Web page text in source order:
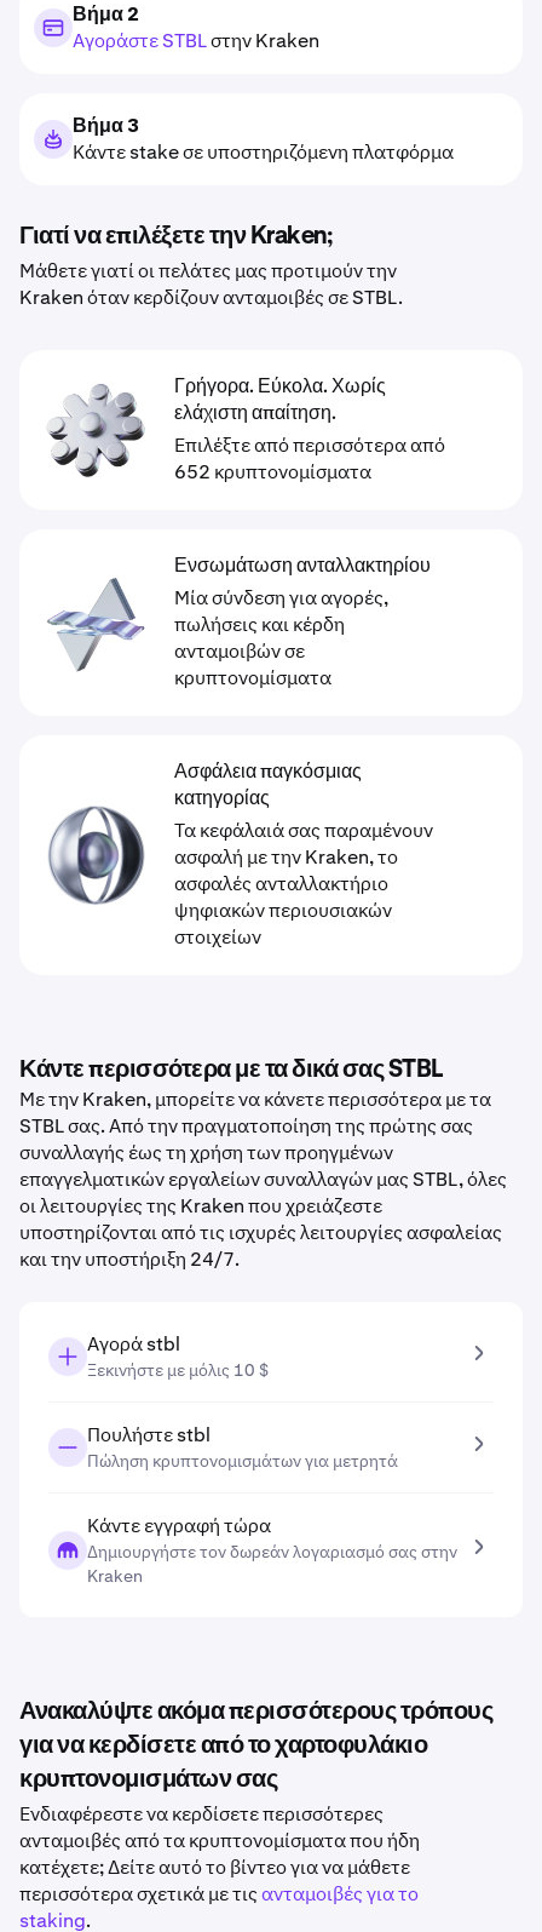
Βήμα 2
Αγοράστε STBLστην Kraken
Βήμα 3
Κάντε stake σε υποστηριζόμενη πλατφόρμα
Γιατί να επιλέξετε την Kraken;
Μάθετε γιατί οι πελάτες μας προτιμούν την
Kraken όταν κερδίζουν ανταμοιβές σε STBL.
Γρήγορα. Εύκολα. Χωρίς
ελάχιστη απαίτηση.
Επιλέξτε από περισσότερα από
652 κρυπτονομίσματα
Ενσωμάτωση ανταλλακτηρίου
Μία σύνδεση για αγορές,
πωλήσεις και κέρδη
ανταμοιβών σε
κρυπτονομίσματα
Ασφάλεια παγκόσμιας
κατηγορίας
Τα κεφάλαιά σας παραμένουν
ασφαλή με την Kraken, το
ασφαλές ανταλλακτήριο
ψηφιακών περιουσιακών
στοιχείων
Κάντε περισσότερα με τα δικά σας STBL
Με την Kraken, μπορείτε να κάνετε περισσότερα με τα
STBL σας. Από την πραγματοποίηση της πρώτης σας
συναλλαγής έως τη χρήση των προηγμένων
επαγγελματικών εργαλείων συναλλαγών μας STBL, όλες
οι λειτουργίες της Kraken που χρειάζεστε
υποστηρίζονται από τις ισχυρές λειτουργίες ασφαλείας
και την υποστήριξη 24/7.
Αγορά stbl
Ξεκινήστε με μόλις 10 $
Πουλήστε stbl
Πώληση κρυπτονομισμάτων για μετρητά
Κάντε εγγραφή τώρα
Δημιουργήστε τον δωρεάν λογαριασμό σας στην
Kraken
Ανακαλύψτε ακόμα περισσότερους τρόπους
για να κερδίσετε από το χαρτοφυλάκιο
κρυπτονομισμάτων σας
Ενδιαφέρεστε να κερδίσετε περισσότερες
ανταμοιβές από τα κρυπτονομίσματα που ήδη
κατέχετε; Δείτε αυτό το βίντεο για να μάθετε
περισσότερα σχετικά με τιςανταμοιβές για το
staking.